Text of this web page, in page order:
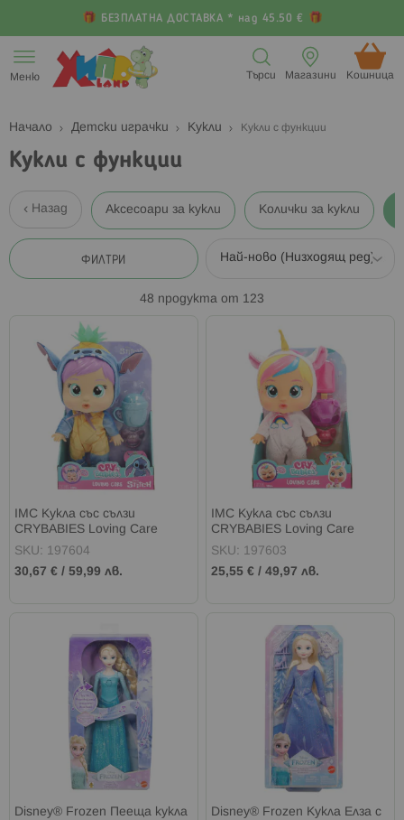
БЕЗПЛАТНА ДОСТАВКА * над 45.50 €
към
съдържанието
Меню Кошница (
Магазини
Търси
Начало Детски играчки Кукли Кукли с функции
Кукли с функции
Назад Аксесоари за кукли Колички за кукли
ФИЛТРИ
48 продукта от 123
IMC Кукла със сълзи
CRYBABIES Loving Care
Disney
SKU: 197604
30,67 € / 59,99 лв.
IMC Кукла със сълзи
CRYBABIES Loving Care
Fantasy
SKU: 197603
25,55 € /49,97 лв.
Disney® Frozen Пееща кукла
Disney® Frozen Кукла Елза с